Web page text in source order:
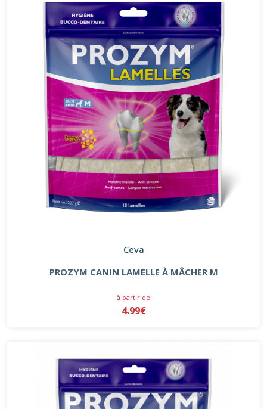
Ceva
PROZYM CANIN LAMELLE À MÂCHER M
à partir de
4.99€